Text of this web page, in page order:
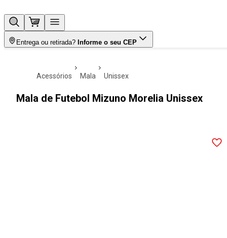
Entrega ou retirada? Informe o seu CEP
acessórios mala unissex
Mala de Futebol Mizuno Morelia Unissex